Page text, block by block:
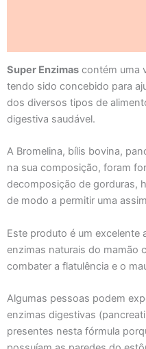
Super Enzimas contém uma
tendo sido concebido para
dos diversos tipos de
digestiva saudável.
A Bromelina, bílis bovina,
na sua composição, foram
decomposição de gorduras,
de modo a permitir uma
Este produto é um excelente
enzimas naturais do mamão
combater a flatulência e o
Algumas pessoas podem
enzimas digestivas
presentes nesta fórmula